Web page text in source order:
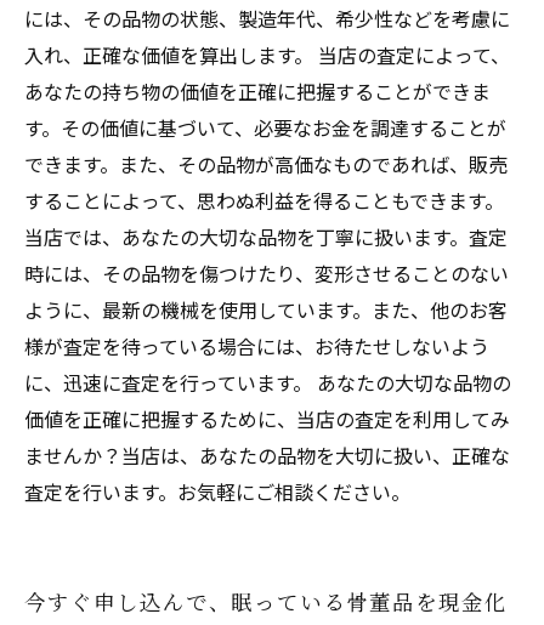
には、その品物の状態、製造年代、希少性などを考慮に
入れ、正確な価値を算出します。 当店の査定によって、
あなたの持ち物の価値を正確に把握することができま
す。その価値に基づいて、必要なお金を調達することが
できます。また、その品物が高価なものであれば、販売
することによって、思わぬ利益を得ることもできます。
当店では、あなたの大切な品物を丁寧に扱います。査定
時には、その品物を傷つけたり、変形させることのない
ように、最新の機械を使用しています。また、他のお客
様が査定を待っている場合には、お待たせしないよう
に、迅速に査定を行っています。 あなたの大切な品物の
価値を正確に把握するために、当店の査定を利用してみ
ませんか？当店は、あなたの品物を大切に扱い、正確な
査定を行います。お気軽にご相談ください。
今すぐ申し込んで、眠っている骨董品を現金化